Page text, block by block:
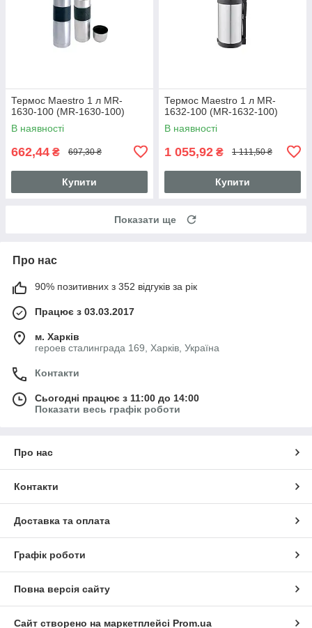
Термос Maestro 1 л MR-
1630-100 (MR-1630-100)
В наявності
662,44 ₴ 697,30 ₴
Купити
Термос Maestro 1 л MR-
1632-100 (MR-1632-100)
В наявності
1 055,92 ₴ 1 111,50 ₴
Купити
Показати ще
Про нас
90% позитивних з 352 відгуків за рік
Працює з 03.03.2017
м. Харків
героев сталинграда 169, Харків, Україна
Контакти
Сьогодні працює з 11:00 до 14:00
Показати весь графік роботи
Про нас
Контакти
Доставка та оплата
Графік роботи
Повна версія сайту
Сайт створено на маркетплейсі Prom.ua